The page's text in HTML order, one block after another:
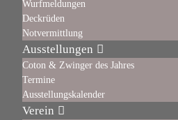
Wurfmeldungen
Deckrüden
Notvermittlung
Ausstellungen
Coton & Zwinger des Jahres
Termine
Ausstellungskalender
Verein